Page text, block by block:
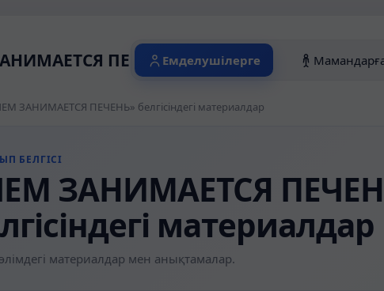
ПЕЧЕНЬ» белгісіндегі
Емделушілерге
ЗАНИМАЕТСЯ ПЕЧЕНЬ» белгісіндегі материалдар
БЕЛГІСІ
ЗАНИМАЕТСЯ
материалдар
материалдар мен анықтамалар.